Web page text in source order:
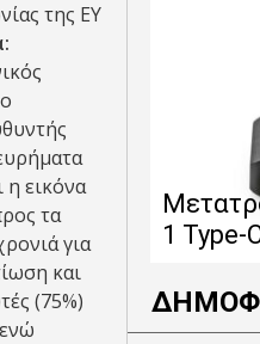
της ΕΥ
η εικόνα
τα
για
και
(75%)
1 Type-